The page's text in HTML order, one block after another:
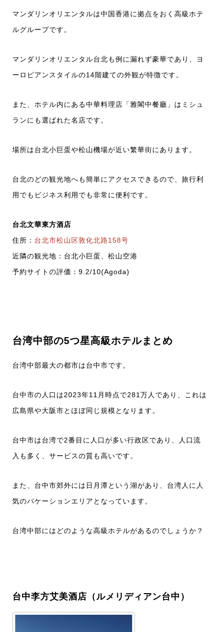
マンダリンオリエンタルは中国香港に拠点をおく高級ホテ
ルグループです。
マンダリンオリエンタル台北も例に漏れず豪華であり、ヨ
ーロピアンスタイルの14階建ての外観が特徴です。
また、ホテル内にある中華料理店「雅閣中餐廳」はミシュ
ランにも選ばれた名店です。
場所は台北小巨蛋や松山機場が近い繁華街にあります。
台北のどの観光地へも簡単にアクセスできるので、旅行利
用でもビジネス利用でも非常に便利です。
台北文華東方酒店
住所： 台北市松山区敦化北路158号
近隣の観光地：台北小巨蛋、松山空港
予約サイトの評価：9.2/10(Agoda)
台湾中部の5つ星高級ホテルまとめ
台湾中部最大の都市は台中市です。
台中市の人口は2023年11月時点で281万人であり、これは
広島県や大阪市とほぼ同じ規模となります。
台中市は台湾で2番目に人口が多い行政区であり、人口流
入も多く、サービスの質も高いです。
また、台中市郊外には日月潭という湖があり、台湾人に人
気のバケーションエリアとなっています。
台湾中部にはどのような高級ホテルがあるのでしょうか？
台中李方艾美酒店（ルメリディアン台中）